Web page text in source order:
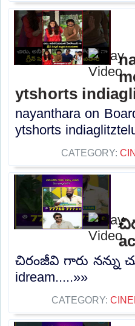
ytshorts
nayanthara on
ytshorts
CATEGORY:
చిరంజీవి గారు నన్ను
idream.....»»
CATEGORY: